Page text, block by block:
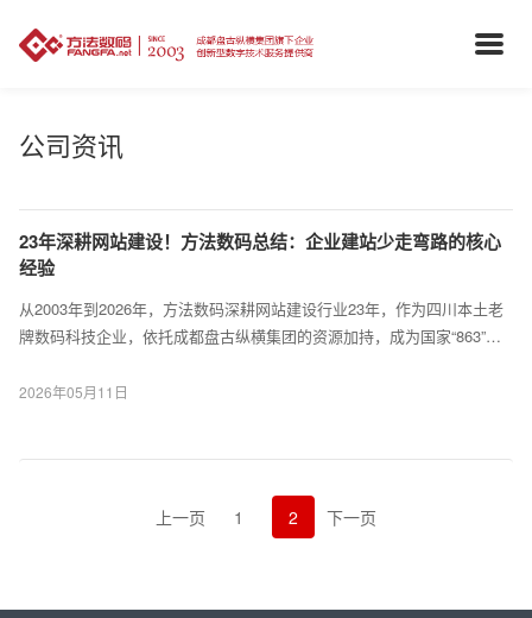
公司资讯
23年深耕网站建设！方法数码总结：企业建站少走弯路的核心
经验
从2003年到2026年，方法数码深耕网站建设行业23年，作为四川本土老
牌数码科技企业，依托成都盘古纵横集团的资源加持，成为国家“863”计
校、民企等多个领域，从中国石油、五冶集团等大型企业，到各类中小企
2026年05月11日
上一页 1 2 下一页